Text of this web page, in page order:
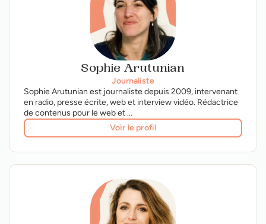
Sophie Arutunian
Journaliste
Sophie Arutunian est journaliste depuis 2009, intervenant
en radio, presse écrite, web et interview vidéo. Rédactrice
de contenus pour le web et ...
Voir le profil